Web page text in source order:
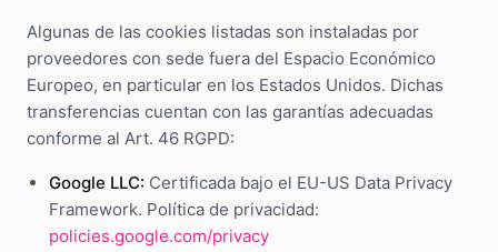
Algunas de las cookies listadas son instaladas por
proveedores con sede fuera del Espacio Económico
Europeo, en particular en los Estados Unidos. Dichas
transferencias cuentan con las garantías adecuadas
conforme al Art. 46 RGPD:
Google LLC: Certificada bajo el EU-US Data Privacy
Framework. Política de privacidad:
policies.google.com/privacy